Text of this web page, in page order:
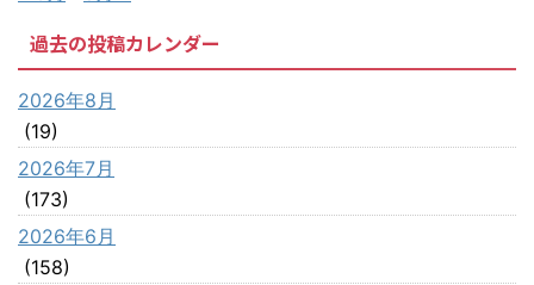
過去の投稿カレンダー
2026年8月
(19)
2026年7月
(173)
2026年6月
(158)